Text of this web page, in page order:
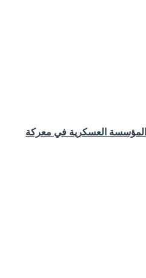
العسكرية في معركة